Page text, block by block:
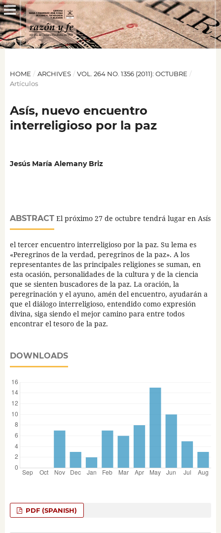
HOME / ARCHIVES / VOL. 264 NO. 1356 (2011): OCTUBRE /
Artículos
Asís, nuevo encuentro
interreligioso por la paz
Jesús María Alemany Briz
ABSTRACTEl próximo 27 de octubre tendrá lugar en Asís
el tercer encuentro interreligioso por la paz. Su lema es
«Peregrinos de la verdad, peregrinos de la paz». A los
representantes de las principales religiones se suman, en
esta ocasión, personalidades de la cultura y de la ciencia
que se sienten buscadores de la paz. La oración, la
peregrinación y el ayuno, amén del encuentro, ayudarán a
que el diálogo interreligioso, entendido como expresión
divina, siga siendo el mejor camino para entre todos
encontrar el tesoro de la paz.
DOWNLOADS
PDF (SPANISH)